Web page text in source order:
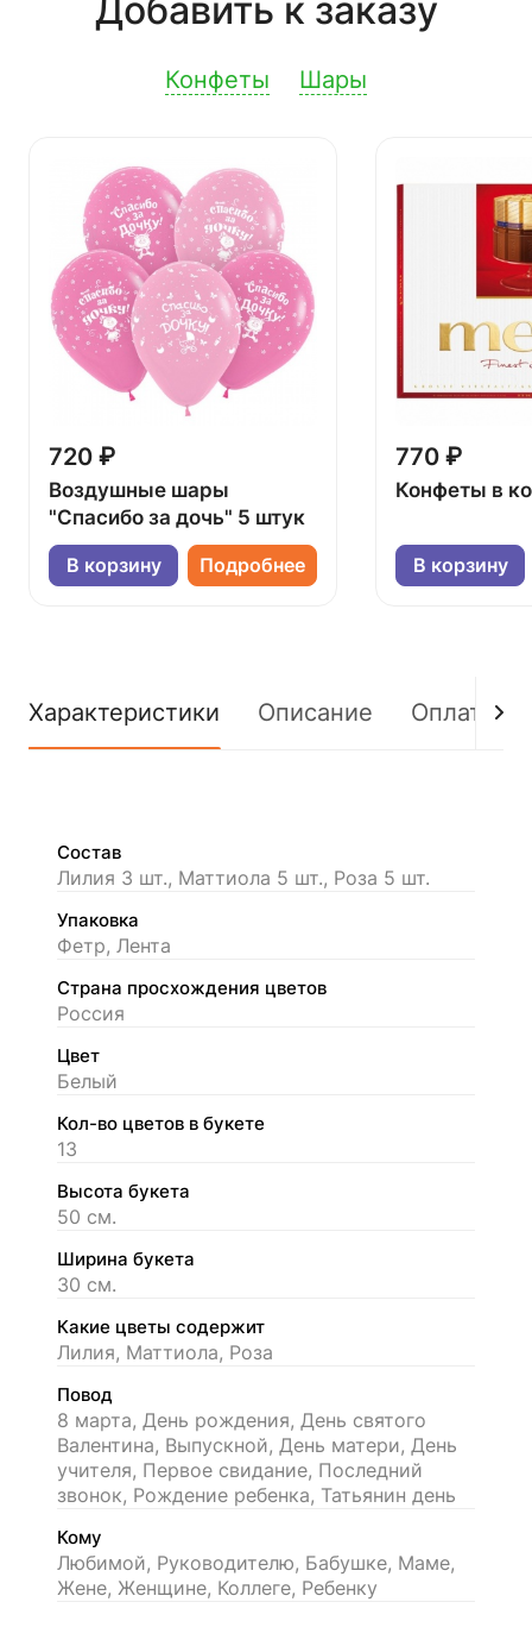
Добавить к заказу
Конфеты Шары
720 ₽
Воздушные шары
"Спасибо за дочь" 5 штук
В корзину Подробнее
770 ₽
Конфеты в
В корзину
Характеристики Описание Оплата
Состав
Лилия 3 шт., Маттиола 5 шт., Роза 5 шт.
Упаковка
Фетр, Лента
Страна просхождения цветов
Россия
Цвет
Белый
Кол-во цветов в букете
13
Высота букета
50 см.
Ширина букета
30 см.
Какие цветы содержит
Лилия, Маттиола, Роза
Повод
8 марта, День рождения, День святого
Валентина, Выпускной, День матери, День
учителя, Первое свидание, Последний
звонок, Рождение ребенка, Татьянин день
Кому
Любимой, Руководителю, Бабушке, Маме,
Жене, Женщине, Коллеге, Ребенку